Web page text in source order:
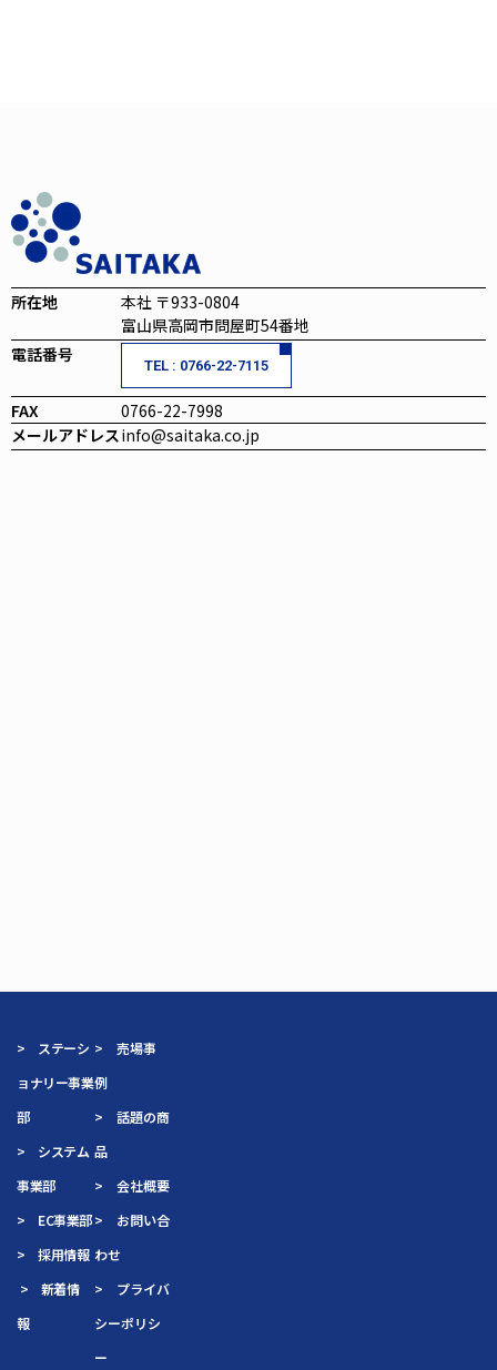
所在地
本社 〒933-0804
富山県高岡市問屋町54番地
電話番号
TEL : 0766-22-7115
FAX
0766-22-7998
メールアドレス info@saitaka.co.jp
> ステーシ
ョナリー事業
部
> システム
事業部
> EC事業部
> 採用情報
> 新着情
報
> 売場事
例
> 話題の商
品
> 会社概要
> お問い合
わせ
> プライバ
シーポリシ
ー